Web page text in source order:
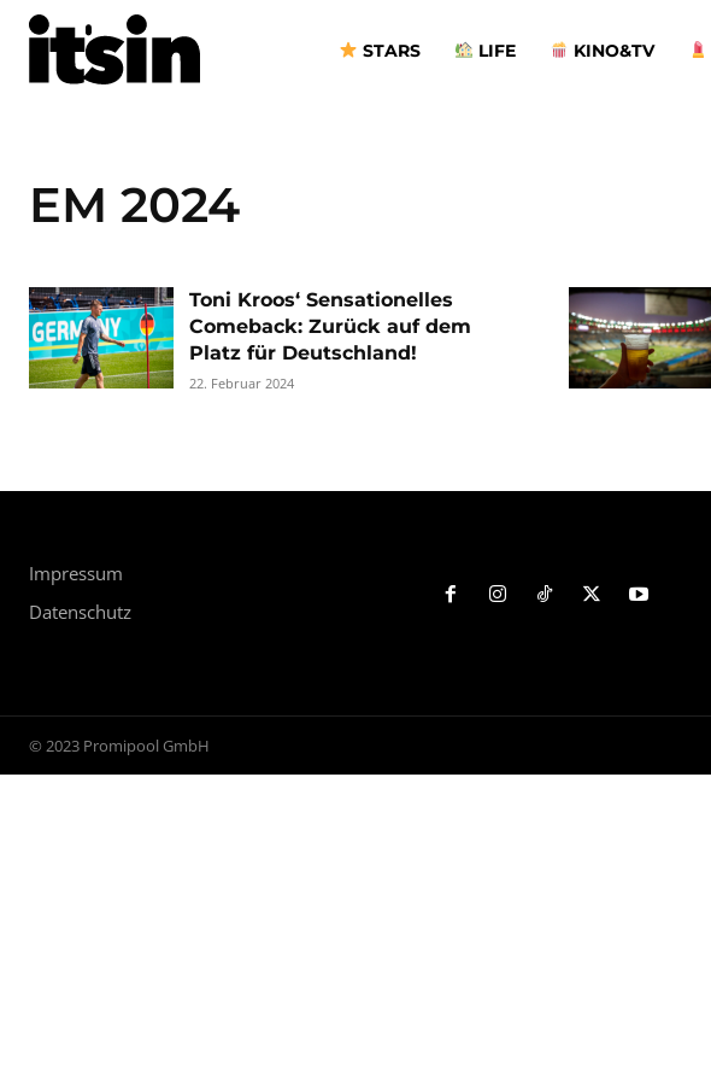
STARS LIFE KINO&TV
EM 2024
Toni Kroos‘ Sensationelles
Comeback: Zurück auf dem
Platz für Deutschland!
22. Februar 2024
Impressum
Datenschutz
© 2023 Promipool GmbH